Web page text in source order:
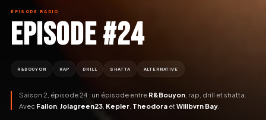
ÉPISODE RADIO
EPISODE #24
R&BOUYON RAP DRILL SHATTA ALTERNATIVE
Saison 2, épisode 24 : un épisode entre R&Bouyon , rap, drill et shatta.
Avec Fallon Jolagreen23 Kepler Theodora etWillbvrn Bay